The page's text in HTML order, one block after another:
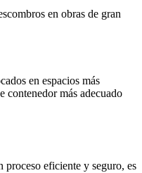
en obras de gran
en espacios más
contenedor más adecuado
proceso eficiente y seguro, es